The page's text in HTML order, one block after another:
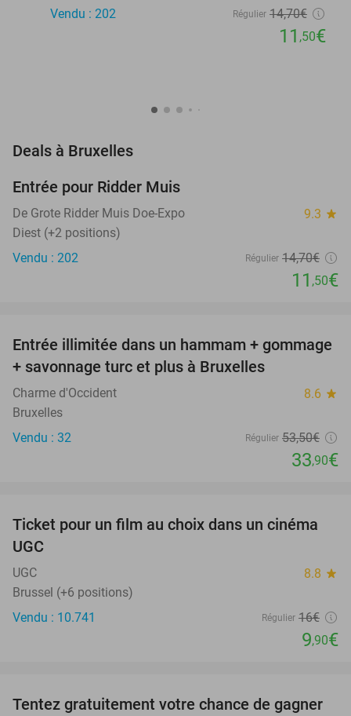
Vendu : 202
Régulier 14,70€
11 ,50€
Deals à Bruxelles
TODAY
Entrée pour Ridder Muis
De Grote Ridder Muis Doe-Expo 9.3 star
Diest (+2 positions)
Vendu : 202
Régulier 14,70€
11 ,50€
37%
Entrée illimitée dans un hammam + gommage
+ savonnage turc et plus à Bruxelles
Charme d'Occident 8.6 star
Bruxelles
Vendu : 32
Régulier 53,50€
33,90€
38%
Ticket pour un film au choix dans un cinéma
UGC
UGC 8.8 star
Brussel (+6 positions)
Vendu : 10.741
Régulier 16€
9,90€
Tentez gratuitement votre chance de gagner